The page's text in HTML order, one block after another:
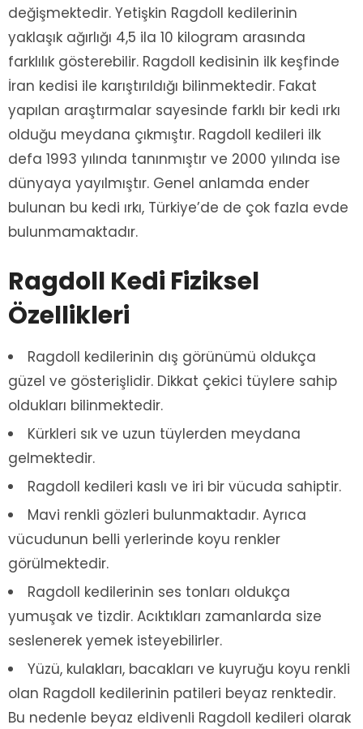
değişmektedir. Yetişkin Ragdoll kedilerinin
yaklaşık ağırlığı 4,5 ila 10 kilogram arasında
farklılık gösterebilir. Ragdoll kedisinin ilk keşfinde
İran kedisi ile karıştırıldığı bilinmektedir. Fakat
yapılan araştırmalar sayesinde farklı bir kedi ırkı
olduğu meydana çıkmıştır. Ragdoll kedileri ilk
defa 1993 yılında tanınmıştır ve 2000 yılında ise
dünyaya yayılmıştır. Genel anlamda ender
bulunan bu kedi ırkı, Türkiye’de de çok fazla evde
bulunmamaktadır.
Ragdoll Kedi Fiziksel
Özellikleri
Ragdoll kedilerinin dış görünümü oldukça
güzel ve gösterişlidir. Dikkat çekici tüylere sahip
oldukları bilinmektedir.
Kürkleri sık ve uzun tüylerden meydana
gelmektedir.
Ragdoll kedileri kaslı ve iri bir vücuda sahiptir.
Mavi renkli gözleri bulunmaktadır. Ayrıca
vücudunun belli yerlerinde koyu renkler
görülmektedir.
Ragdoll kedilerinin ses tonları oldukça
yumuşak ve tizdir. Acıktıkları zamanlarda size
seslenerek yemek isteyebilirler.
Yüzü, kulakları, bacakları ve kuyruğu koyu renkli
olan Ragdoll kedilerinin patileri beyaz renktedir.
Bu nedenle beyaz eldivenli Ragdoll kedileri olarak